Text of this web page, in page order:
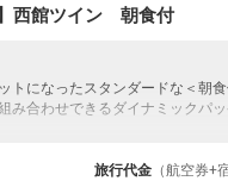
西館ツイン 朝食付
トになったスタンダードな＜朝食
み合わせできるダイナミックパ
またはJALグループ）確約！フラ
旅行代金 （航空券+